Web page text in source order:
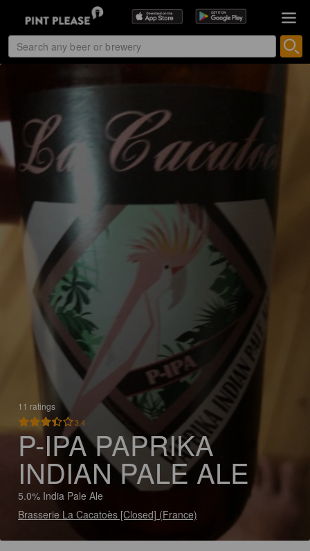
11 ratings
3.4
P-IPA PAPRIKA
INDIAN PALE ALE
5.0% India Pale Ale
Brasserie La Cacatoès [Closed] (France)